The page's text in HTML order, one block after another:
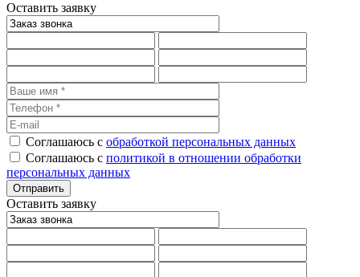
Оставить заявку
Соглашаюсь с обработкой персональных данных
Соглашаюсь с политикой в отношении обработки
персональных данных
Оставить заявку